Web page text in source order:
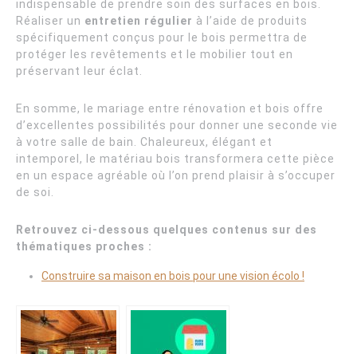
indispensable de prendre soin des surfaces en bois.
Réaliser un entretien régulier à l’aide de produits
spécifiquement conçus pour le bois permettra de
protéger les revêtements et le mobilier tout en
préservant leur éclat.
En somme, le mariage entre rénovation et bois offre
d’excellentes possibilités pour donner une seconde vie
à votre salle de bain. Chaleureux, élégant et
intemporel, le matériau bois transformera cette pièce
en un espace agréable où l’on prend plaisir à s’occuper
de soi.
Retrouvez ci-dessous quelques contenus sur des
thématiques proches :
Construire sa maison en bois pour une vision écolo !